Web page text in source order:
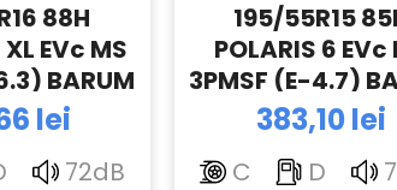
88H
EVc MS
BARUM
lei
72dB
195/55R15
POLARIS 6 EVc
3PMSF (E-4.7)
383,10 lei
C D